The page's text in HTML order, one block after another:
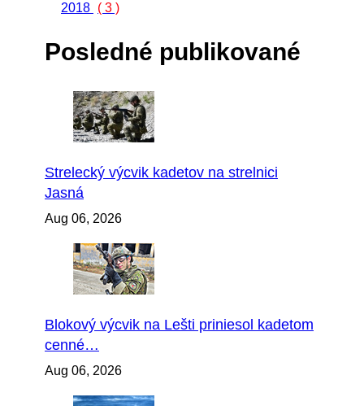
2018 ( 3 )
Posledné publikované
Strelecký výcvik kadetov na strelnici
Jasná
Aug 06, 2026
Blokový výcvik na Lešti priniesol kadetom
cenné…
Aug 06, 2026